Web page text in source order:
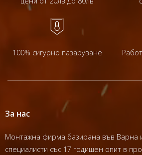
100% сигурно пазаруване
За нас
Монтажна фирма базирана във Варна
специалисти със 17 годишен опит в